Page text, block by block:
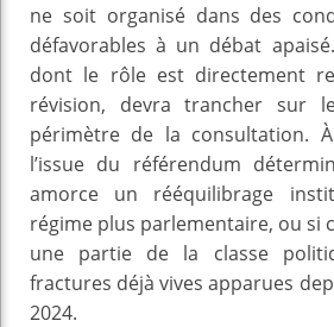
ne soit organisé dans des
défavorables à un débat
dont le rôle est directement
révision, devra trancher sur
périmètre de la consultation.
l’issue du référendum
amorce un rééquilibrage
régime plus parlementaire, ou si
une partie de la classe
fractures déjà vives apparues
2024.